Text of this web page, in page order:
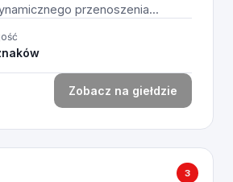
przenoszenia...
Zobacz na giełdzie
3